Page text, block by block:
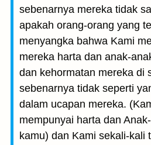
sebenarnya mereka tidak
apakah orang-orang yang
menyangka bahwa Kami
mereka harta dan anak-
dan kehormatan mereka di
sebenarnya tidak seperti
dalam ucapan mereka.
mempunyai harta dan
kamu) dan Kami sekali-kali